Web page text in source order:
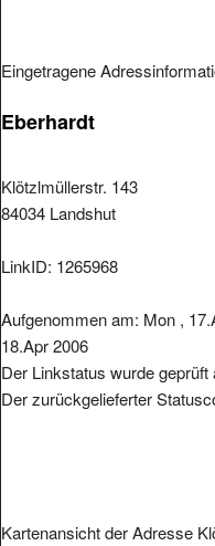
Eingetragene
Eberhardt
Klötzlmüllerstr. 143
84034 Landshut
LinkID: 1265968
Aufgenommen am: Mon ,
18.Apr 2006
Der Linkstatus wurde
Der zurückgelieferter
Kartenansicht der Adresse